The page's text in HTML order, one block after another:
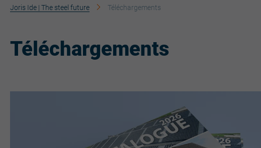
Joris Ide | The steel future Téléchargements
Téléchargements